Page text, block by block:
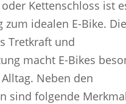
Kettenschloss ist
zum idealen E-Bike. Die
Tretkraft und
macht E-Bikes
Neben den
sind folgende